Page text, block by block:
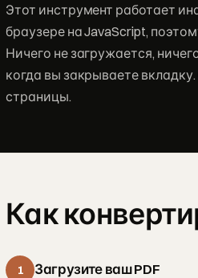
Этот инструмент работает
браузере на JavaScript,
Ничего не загружается,
когда вы закрываете
страницы.
Как
1 Загрузите ваш PDF